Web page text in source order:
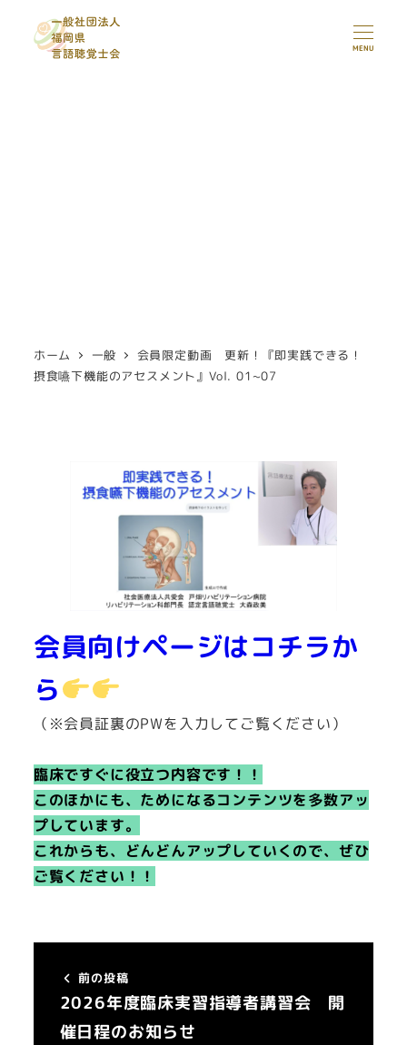
MENU
ホーム 一般
会員限定動画 更新！『即実践できる！
摂食嚥下機能のアセスメント』Vol. 01~07
会員向けページはコチラか
ら
（※会員証裏のPWを入力してご覧ください）
臨床ですぐに役立つ内容です！！
このほかにも、ためになるコンテンツを多数アッ
プしています。
これからも、どんどんアップしていくので、ぜひ
ご覧ください！！
前の投稿
2026年度臨床実習指導者講習会 開
催日程のお知らせ